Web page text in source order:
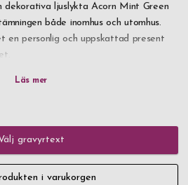
dekorativa ljuslykta Acorn Mint Green
både inomhus och utomhus.
en personlig och uppskattad present
som du befinner dig i för tillfället.
olika färgerna för ett annorlunda,
gravyrtext
i varukorgen